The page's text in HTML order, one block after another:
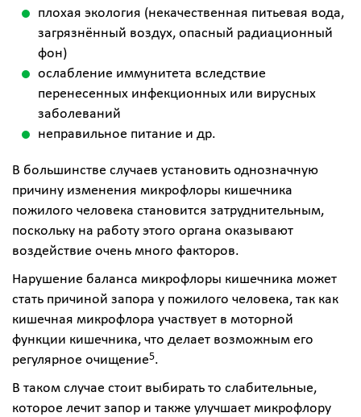
плохая экология (некачественная питьевая вода,
загрязнённый воздух, опасный радиационный
фон)
ослабление иммунитета вследствие
перенесенных инфекционных или вирусных
заболеваний
неправильное питание и др.
В большинстве случаев установить однозначную
причину изменения микрофлоры кишечника
пожилого человека становится затруднительным,
поскольку на работу этого органа оказывают
воздействие очень много факторов.
Нарушение баланса микрофлоры кишечника может
стать причиной запора у пожилого человека, так как
кишечная микрофлора участвует в моторной
функции кишечника, что делает возможным его
регулярное очищение5.
В таком случае стоит выбирать то слабительные,
которое лечит запор и также улучшает микрофлору